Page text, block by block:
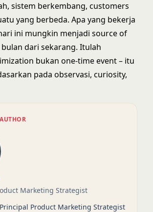
sistem berkembang, customers
yang berbeda. Apa yang bekerja
ini mungkin menjadi source of
dari sekarang. Itulah
bukan one-time event – itu
pada observasi, curiosity,
Marketing Strategist
Product Marketing Strategist